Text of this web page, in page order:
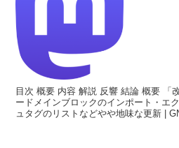
目次 概要 内容 解説 反響 結論 概要 「
ードメインブロックのインポート・エ
ュタグのリストなどやや地味な更新 |